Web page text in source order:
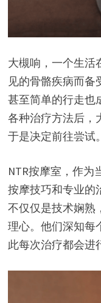
大槻响，一个生活
见的骨骼疾病而备
甚至简单的行走也
各种治疗方法后，
于是决定前往尝试。
NTR按摩室，作为
按摩技巧和专业的
不仅仅是技术娴熟
理心。他们深知每
此每次治疗都会进